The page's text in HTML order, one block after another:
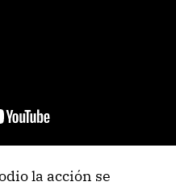
la acción se